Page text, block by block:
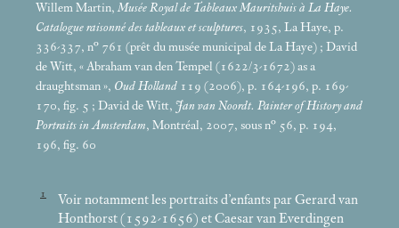
Willem Martin, Musée Royal de Tableaux Mauritshuis à La Haye.
Catalogue raisonné des tableaux et sculptures, 1935, La Haye, p.
336-337, n° 761 (prêt du musée municipal de La Haye) ; David
de Witt, «Abraham van den Tempel (1622/3-1672) as a
draughtsman», Oud Holland 119 (2006), p. 164-196, p. 169-
170, fig. 5 ; David de Witt, Jan van Noordt. Painter of History and
Portraits in Amsterdam, Montréal, 2007, sous n° 56, p. 194,
196, fig. 60
1
Voir notamment les portraits d’enfants par Gerard van
Honthorst (1592-1656) et Caesar van Everdingen